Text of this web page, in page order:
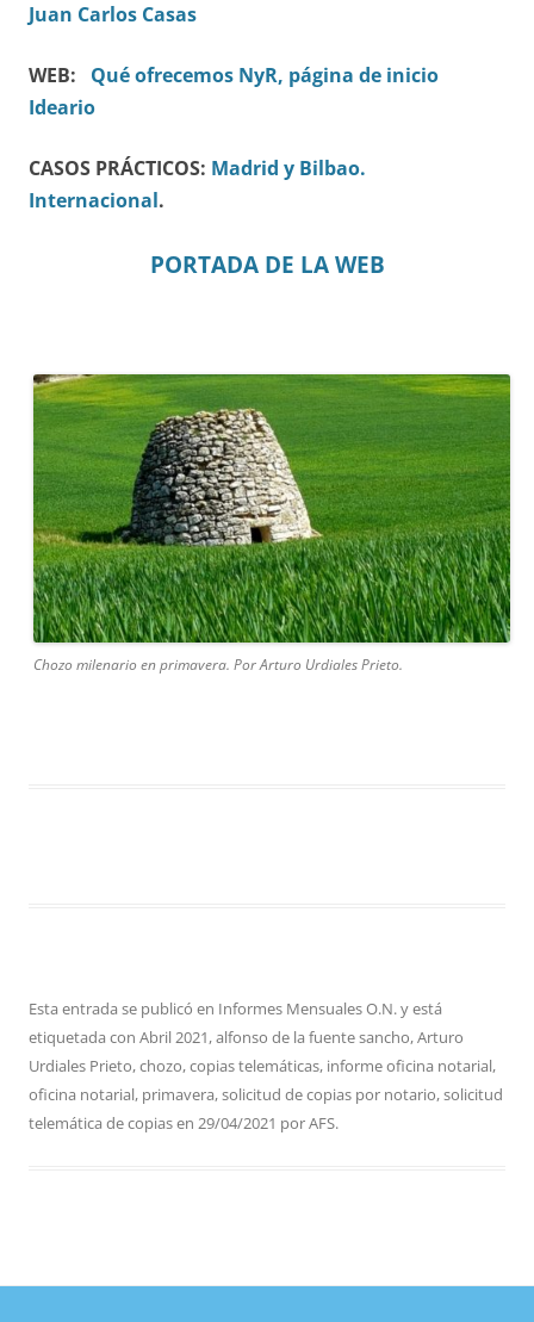
Juan Carlos Casas
WEB: Qué ofrecemos NyR, página de inicio
Ideario
CASOS PRÁCTICOS: Madrid y Bilbao.
Internacional.
PORTADA DE LA WEB
Chozo milenario en primavera. Por Arturo Urdiales Prieto.
Esta entrada se publicó en Informes Mensuales O.N.y está
etiquetada con Abril 2021,alfonso de la fuente sancho,Arturo
Urdiales Prieto,chozo,copias telemáticas, informe oficina notarial,
oficina notarial, primavera,solicitud de copias por notario,solicitud
telemática de copiasen 29/04/2021 porAFS.